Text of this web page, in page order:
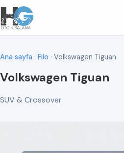
Ana sayfa · Filo · Volkswagen Tiguan
Volkswagen Tiguan
SUV & Crossover